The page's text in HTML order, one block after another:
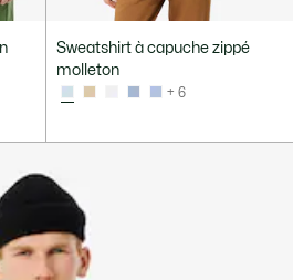
Sweatshirt à capuche zippé
molleton
+ 6